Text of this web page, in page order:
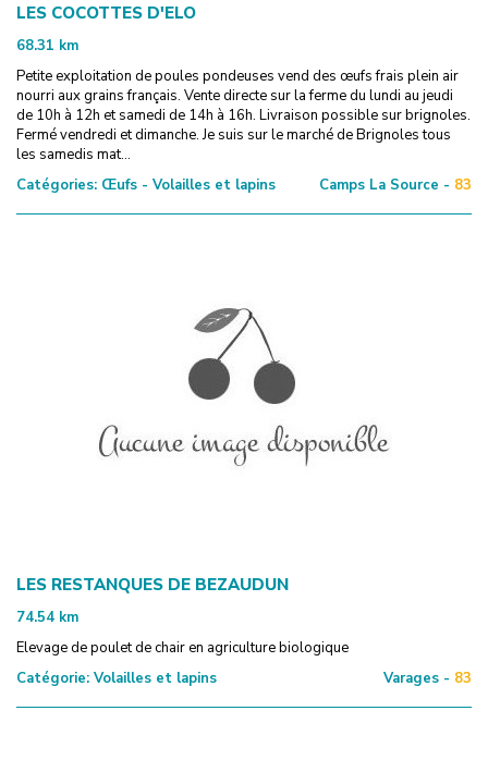
LES COCOTTES D'ELO
68.31 km
Petite exploitation de poules pondeuses vend des œufs frais plein air
nourri aux grains français. Vente directe sur la ferme du lundi au jeudi
de 10h à 12h et samedi de 14h à 16h. Livraison possible sur brignoles.
Fermé vendredi et dimanche. Je suis sur le marché de Brignoles tous
les samedis mat...
Catégories: Œufs - Volailles et lapins Camps La Source - 83
LES RESTANQUES DE BEZAUDUN
74.54 km
Elevage de poulet de chair en agriculture biologique
Catégorie: Volailles et lapins Varages - 83